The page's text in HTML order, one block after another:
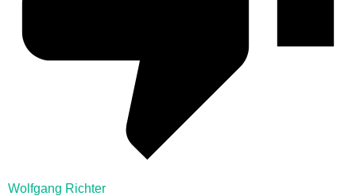
Wolfgang Richter